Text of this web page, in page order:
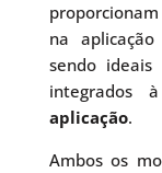
na
sendo ideais
integrados
aplicação.
Ambos os